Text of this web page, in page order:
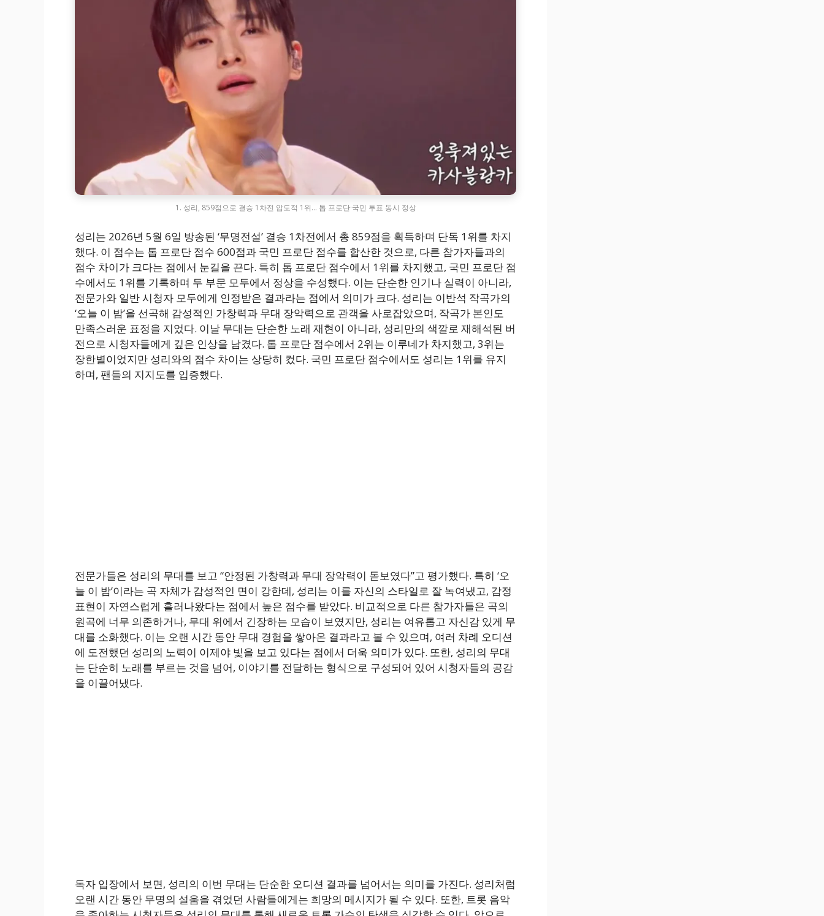
1. 성리, 859점으로 결승 1차전 압도적 1위… 톱 프로단·국민 투표 동시 정상
성리는 2026년 5월 6일 방송된 ‘무명전설’ 결승 1차전에서 총 859점을 획득하며 단독 1위를 차지
했다. 이 점수는 톱 프로단 점수 600점과 국민 프로단 점수를 합산한 것으로, 다른 참가자들과의
점수 차이가 크다는 점에서 눈길을 끈다. 특히 톱 프로단 점수에서 1위를 차지했고, 국민 프로단 점
수에서도 1위를 기록하며 두 부문 모두에서 정상을 수성했다. 이는 단순한 인기나 실력이 아니라,
전문가와 일반 시청자 모두에게 인정받은 결과라는 점에서 의미가 크다. 성리는 이반석 작곡가의
‘오늘 이 밤’을 선곡해 감성적인 가창력과 무대 장악력으로 관객을 사로잡았으며, 작곡가 본인도
만족스러운 표정을 지었다. 이날 무대는 단순한 노래 재현이 아니라, 성리만의 색깔로 재해석된 버
전으로 시청자들에게 깊은 인상을 남겼다. 톱 프로단 점수에서 2위는 이루네가 차지했고, 3위는
장한별이었지만 성리와의 점수 차이는 상당히 컸다. 국민 프로단 점수에서도 성리는 1위를 유지
하며, 팬들의 지지도를 입증했다.
전문가들은 성리의 무대를 보고 “안정된 가창력과 무대 장악력이 돋보였다”고 평가했다. 특히 ‘오
늘 이 밤’이라는 곡 자체가 감성적인 면이 강한데, 성리는 이를 자신의 스타일로 잘 녹여냈고, 감정
표현이 자연스럽게 흘러나왔다는 점에서 높은 점수를 받았다. 비교적으로 다른 참가자들은 곡의
원곡에 너무 의존하거나, 무대 위에서 긴장하는 모습이 보였지만, 성리는 여유롭고 자신감 있게 무
대를 소화했다. 이는 오랜 시간 동안 무대 경험을 쌓아온 결과라고 볼 수 있으며, 여러 차례 오디션
에 도전했던 성리의 노력이 이제야 빛을 보고 있다는 점에서 더욱 의미가 있다. 또한, 성리의 무대
는 단순히 노래를 부르는 것을 넘어, 이야기를 전달하는 형식으로 구성되어 있어 시청자들의 공감
을 이끌어냈다.
독자 입장에서 보면, 성리의 이번 무대는 단순한 오디션 결과를 넘어서는 의미를 가진다. 성리처럼
오랜 시간 동안 무명의 설움을 겪었던 사람들에게는 희망의 메시지가 될 수 있다. 또한, 트롯 음악